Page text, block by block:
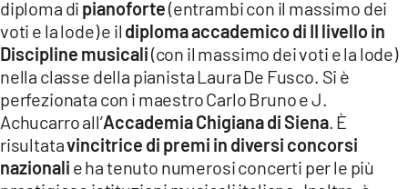
diploma di pianoforte(entrambi con il massimo dei
voti e la lode) e il diploma accademico di II livello in
Discipline musicali(con il massimo dei voti e la lode)
nella classe della pianista Laura De Fusco. Si è
perfezionata con i maestro Carlo Bruno e J.
Achucarro all’Accademia Chigiana di Siena. È
risultatavincitrice di premi in diversi concorsi
nazionali e ha tenuto numerosi concerti per le più